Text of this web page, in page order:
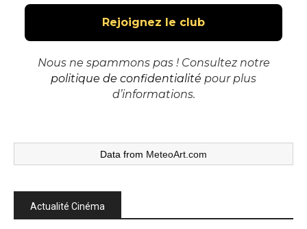
Nous ne spammons pas ! Consultez notre
politique de confidentialité pour plus
d’informations.
Data from MeteoArt.com
Actualité Cinéma